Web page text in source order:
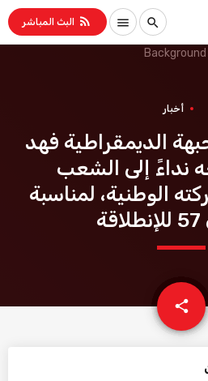
search
menu
rss_feed البث المباشر
أخبار
الديمقراطية فهد
نداءً إلى الشعب
الوطنية، لمناسبة
share
email